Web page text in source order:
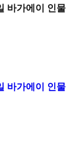
바가에이 인물
바가에이 인물